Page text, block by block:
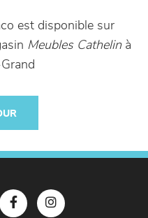
est disponible sur
Meubles Cathelinà